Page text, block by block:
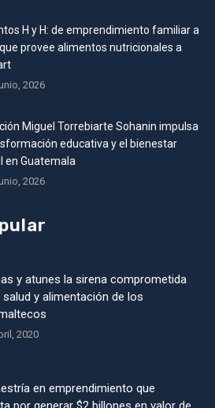
H y H: de emprendimiento familiar a
provee alimentos nutricionales a
2026
Miguel Torrebiarte Sohanin impulsa
educativa y el bienestar
en Guatemala
2026
y atunes la sirena comprometida
y alimentación de los
2020
en emprendimiento que